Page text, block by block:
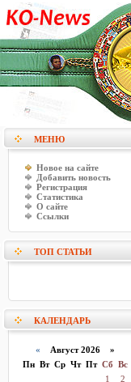
МЕНЮ
Новое на сайте
Добавить новость
Регистрация
Статистика
О сайте
Ссылки
ТОП СТАТЬИ
КАЛЕНДАРЬ
« Август 2026 »
Пн Вт Ср Чт Пт Сб Вс
1
2